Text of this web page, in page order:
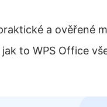
a ověřené
to WPS Office